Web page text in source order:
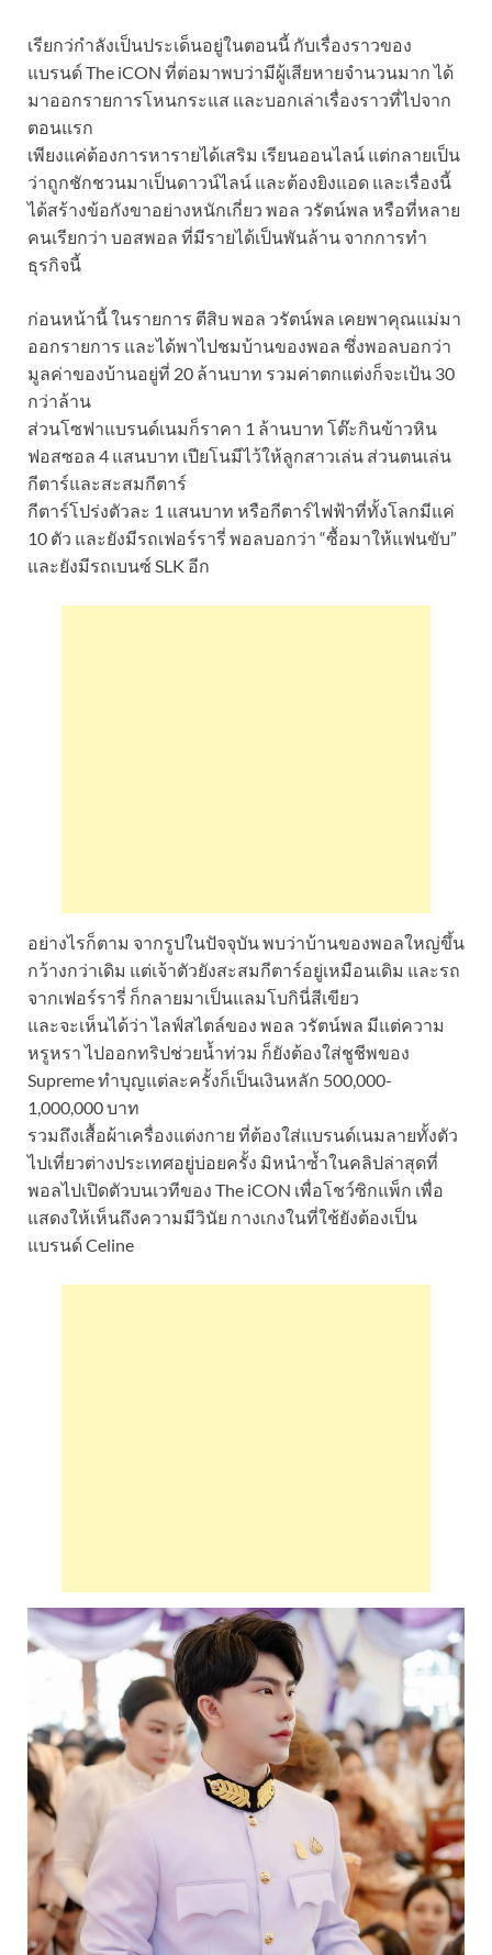
เรียกว่กำลังเป็นประเด็นอยู่ในตอนนี้ กับเรื่องราวของ
แบรนด์ The iCON ที่ต่อมาพบว่ามีผู้เสียหายจำนวนมาก ได้
มาออกรายการโหนกระแส และบอกเล่าเรื่องราวที่ไปจาก
ตอนแรก
เพียงแค่ต้องการหารายได้เสริม เรียนออนไลน์ แต่กลายเป็น
ว่าถูกชักชวนมาเป็นดาวน์ไลน์ และต้องยิงแอด และเรื่องนี้
ได้สร้างข้อกังขาอย่างหนักเกี่ยว พอล วรัตน์พล หรือที่หลาย
คนเรียกว่า บอสพอล ที่มีรายได้เป็นพันล้าน จากการทำ
ธุรกิจนี้
ก่อนหน้านี้ ในรายการ ตีสิบ พอล วรัตน์พล เคยพาคุณแม่มา
ออกรายการ และได้พาไปชมบ้านของพอล ซึ่งพอลบอกว่า
มูลค่าของบ้านอยู่ที่ 20 ล้านบาท รวมค่าตกแต่งก็จะเป้น 30
กว่าล้าน
ส่วนโซฟาแบรนด์เนมก็ราคา 1 ล้านบาท โต๊ะกินข้าวหิน
ฟอสซอล 4 แสนบาท เปียโนมีไว้ให้ลูกสาวเล่น ส่วนตนเล่น
กีตาร์และสะสมกีตาร์
กีตาร์โปร่งตัวละ 1 แสนบาท หรือกีตาร์ไฟฟ้าที่ทั้งโลกมีแค่
10 ตัว และยังมีรถเฟอร์รารี่ พอลบอกว่า “ซื้อมาให้แฟนขับ”
และยังมีรถเบนซ์ SLK อีก
อย่างไรก็ตาม จากรูปในปัจจุบัน พบว่าบ้านของพอลใหญ่ขึ้น
กว้างกว่าเดิม แต่เจ้าตัวยังสะสมกีตาร์อยู่เหมือนเดิม และรถ
จากเฟอร์รารี่ ก็กลายมาเป็นแลมโบกินี่สีเขียว
และจะเห็นได้ว่า ไลฟ์สไตล์ของ พอล วรัตน์พล มีแต่ความ
หรูหรา ไปออกทริปช่วยน้ำท่วม ก็ยังต้องใส่ชูชีพของ
Supreme ทำบุญแต่ละครั้งก็เป็นเงินหลัก 500,000-
1,000,000 บาท
รวมถึงเสื้อผ้าเครื่องแต่งกาย ที่ต้องใส่แบรนด์เนมลายทั้งตัว
ไปเที่ยวต่างประเทศอยู่บ่อยครั้ง มิหนำซ้ำในคลิปล่าสุดที่
พอลไปเปิดตัวบนเวทีของ The iCON เพื่อโชว์ซิกแพ็ก เพื่อ
แสดงให้เห็นถึงความมีวินัย กางเกงในที่ใช้ยังต้องเป็น
แบรนด์ Celine